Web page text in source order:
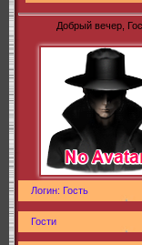
Добрый вечер,
Логин: Гость
Гости